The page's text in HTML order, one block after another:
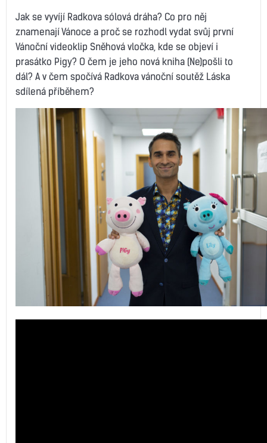
Jak se vyvíjí Radkova sólová dráha? Co pro něj
znamenají Vánoce a proč se rozhodl vydat svůj první
Vánoční videoklip Sněhová vločka, kde se objeví i
prasátko Pigy? O čem je jeho nová kniha (Ne)pošli to
dál? A v čem spočívá Radkova vánoční soutěž Láska
sdílená příběhem?